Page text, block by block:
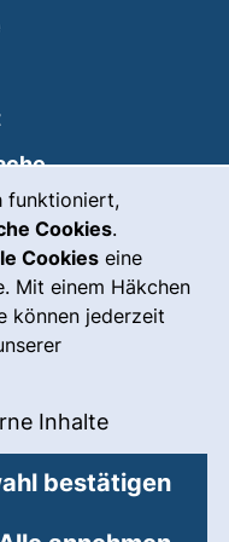
funktioniert,
Cookies.
Cookies eine
Mit einem Häkchen
können jederzeit
Cookies akzeptieren
Inhalte: Externe
bestätigen
(externer Link, öffnet
Link, öffnet